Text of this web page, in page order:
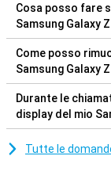
Cosa posso fare
Samsung Galaxy
Come posso
Samsung Galaxy
Durante le
display del mio
Tutte le